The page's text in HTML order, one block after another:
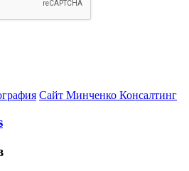
Сайт Минченко Консалтинг